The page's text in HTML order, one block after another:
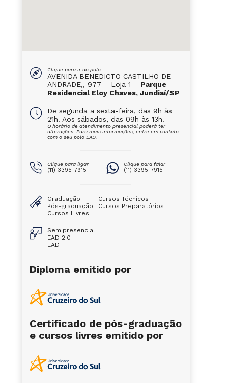
Clique para ir ao polo
AVENIDA BENEDICTO CASTILHO DE
ANDRADE,, 977 – Loja 1 – Parque
Residencial Eloy Chaves, Jundiaí/SP
De segunda a sexta-feira, das 9h às
21h. Aos sábados, das 09h às 13h.
O horário de atendimento presencial poderá ter
alterações. Para mais informações, entre em contato
com o seu polo EAD.
Clique para ligar
(11) 3395-7915
Clique para falar
(11) 3395-7915
Graduação
Pós-graduação
Cursos Livres
Cursos Técnicos
Cursos Preparatórios
Semipresencial
EAD 2.0
EAD
Diploma emitido por
Certificado de pós-graduação
e cursos livres emitido por